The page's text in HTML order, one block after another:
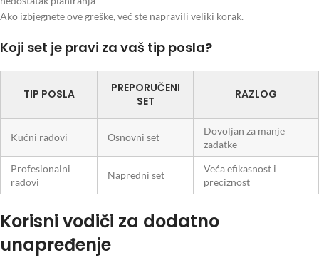
Ako izbjegnete ove greške, već ste napravili veliki korak.
Koji set je pravi za vaš tip posla?
TIP POSLA
PREPORUČENI
SET
RAZLOG
Kućni radovi Osnovni set
Dovoljan za manje
zadatke
Profesionalni
radovi
Napredni set
Veća efikasnost i
preciznost
Korisni vodiči za dodatno
unapređenje